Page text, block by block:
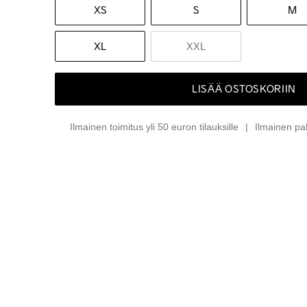
XS S M
XL XXL
LISÄÄ OSTOSKORIIN
Ilmainen toimitus yli 50 euron tilauksille Ilmainen